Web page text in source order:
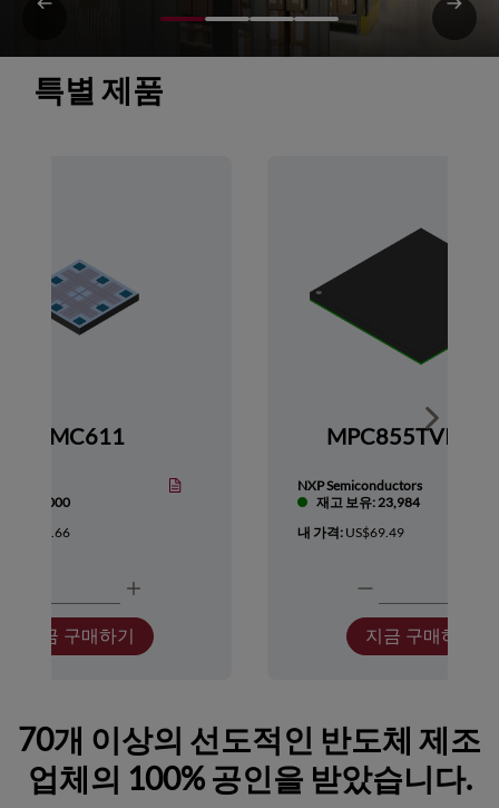
특별 제품
HMC611
보유: 1,000
US$418.66
지금 구매하기
NXP Semiconductors
재고 보유: 23,984
내 가격: US$69.49
지금 구매하기
Show
70개 이상의 선도적인 반도체 제조
업체의 100% 공인을 받았습니다.